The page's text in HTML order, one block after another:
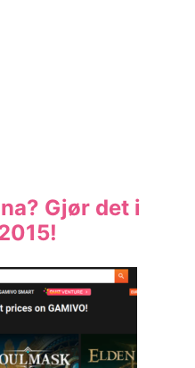
Gjør det i